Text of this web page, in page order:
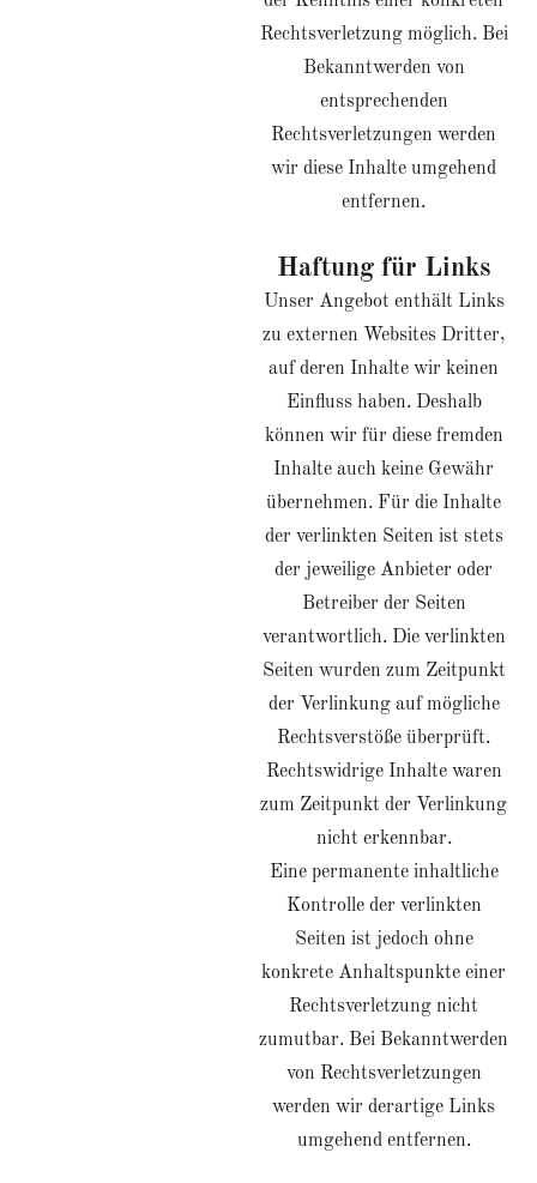
Rechtsverletzung möglich. Bei
Bekanntwerden von
entsprechenden
Rechtsverletzungen werden
wir diese Inhalte umgehend
entfernen.
Haftung für Links
Unser Angebot enthält Links
zu externen Websites Dritter,
auf deren Inhalte wir keinen
Einfluss haben. Deshalb
können wir für diese fremden
Inhalte auch keine Gewähr
übernehmen. Für die Inhalte
der verlinkten Seiten ist stets
der jeweilige Anbieter oder
Betreiber der Seiten
verantwortlich. Die verlinkten
Seiten wurden zum Zeitpunkt
der Verlinkung auf mögliche
Rechtsverstöße überprüft.
Rechtswidrige Inhalte waren
zum Zeitpunkt der Verlinkung
nicht erkennbar.
Eine permanente inhaltliche
Kontrolle der verlinkten
Seiten ist jedoch ohne
konkrete Anhaltspunkte einer
Rechtsverletzung nicht
zumutbar. Bei Bekanntwerden
von Rechtsverletzungen
werden wir derartige Links
umgehend entfernen.